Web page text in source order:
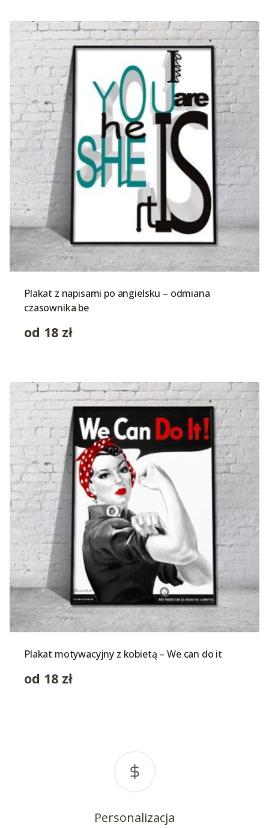
Plakat z napisami po angielsku – odmiana
czasownika be
od 18 zł
Plakat motywacyjny z kobietą – We can do it
od 18 zł
Personalizacja